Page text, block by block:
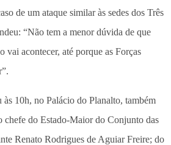
de um ataque similar às sedes dos Três
“Não tem a menor dúvida de que
vai acontecer, até porque as Forças
10h, no Palácio do Planalto, também
chefe do Estado-Maior do Conjunto das
Renato Rodrigues de Aguiar Freire; do